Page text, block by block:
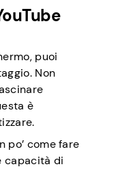
puoi
Non
è
po’ come fare
capacità di